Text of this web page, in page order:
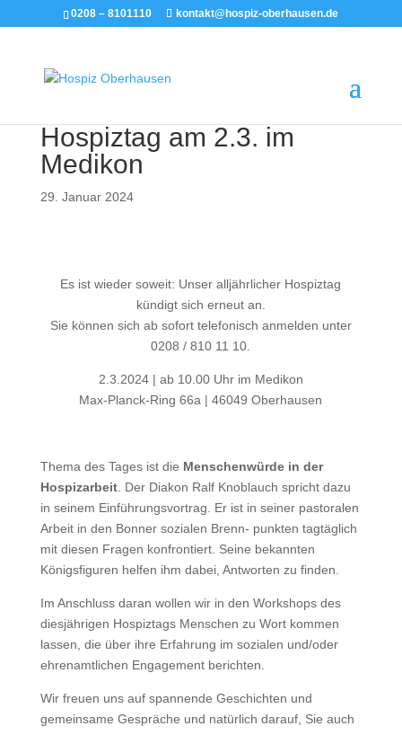
0208 – 8101110 kontakt@hospiz-oberhausen.de
Hospiztag am 2.3. im
Medikon
29. Januar 2024
Es ist wieder soweit: Unser alljährlicher Hospiztag
kündigt sich erneut an.
Sie können sich ab sofort telefonisch anmelden unter
0208 / 810 11 10.
2.3.2024 | ab 10.00 Uhr im Medikon
Max-Planck-Ring 66a | 46049 Oberhausen
Thema des Tages ist die Menschenwürde in der
Hospizarbeit. Der Diakon Ralf Knoblauch spricht dazu
in seinem Einführungsvortrag. Er ist in seiner pastoralen
Arbeit in den Bonner sozialen Brenn- punkten tagtäglich
mit diesen Fragen konfrontiert. Seine bekannten
Königsfiguren helfen ihm dabei, Antworten zu finden.
Im Anschluss daran wollen wir in den Workshops des
diesjährigen Hospiztags Menschen zu Wort kommen
lassen, die über ihre Erfahrung im sozialen und/oder
ehrenamtlichen Engagement berichten.
Wir freuen uns auf spannende Geschichten und
gemeinsame Gespräche und natürlich darauf, Sie auch